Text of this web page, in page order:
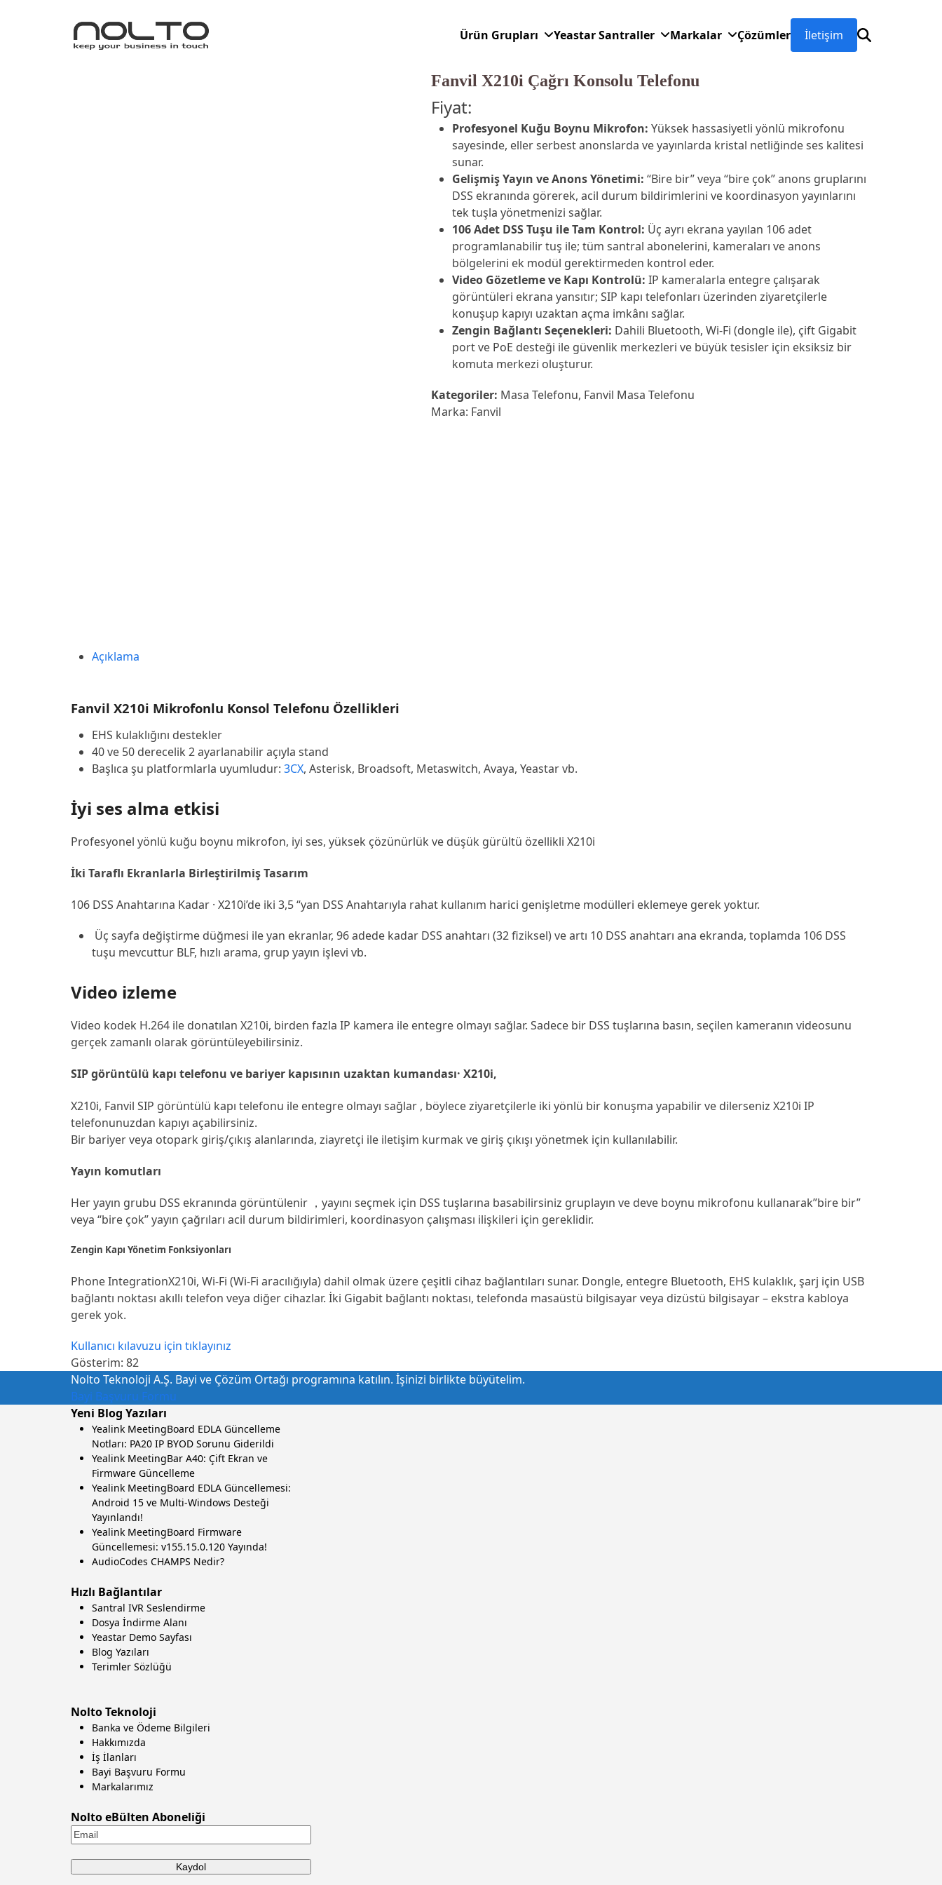
Ürün Grupları Yeastar Santraller Markalar Çözümler İletişim
Fanvil X210i Çağrı Konsolu Telefonu
Fiyat:
Profesyonel Kuğu Boynu Mikrofon: Yüksek hassasiyetli yönlü mikrofonu
sayesinde, eller serbest anonslarda ve yayınlarda kristal netliğinde ses kalitesi
sunar.
Gelişmiş Yayın ve Anons Yönetimi: “Bire bir” veya “bire çok” anons gruplarını
DSS ekranında görerek, acil durum bildirimlerini ve koordinasyon yayınlarını
tek tuşla yönetmenizi sağlar.
106 Adet DSS Tuşu ile Tam Kontrol: Üç ayrı ekrana yayılan 106 adet
programlanabilir tuş ile; tüm santral abonelerini, kameraları ve anons
bölgelerini ek modül gerektirmeden kontrol eder.
Video Gözetleme ve Kapı Kontrolü: IP kameralarla entegre çalışarak
görüntüleri ekrana yansıtır; SIP kapı telefonları üzerinden ziyaretçilerle
konuşup kapıyı uzaktan açma imkânı sağlar.
Zengin Bağlantı Seçenekleri: Dahili Bluetooth, Wi-Fi (dongle ile), çift Gigabit
port ve PoE desteği ile güvenlik merkezleri ve büyük tesisler için eksiksiz bir
komuta merkezi oluşturur.
Kategoriler: Masa Telefonu, Fanvil Masa Telefonu
Marka: Fanvil
Açıklama
Fanvil X210i Mikrofonlu Konsol Telefonu Özellikleri
EHS kulaklığını destekler
40 ve 50 derecelik 2 ayarlanabilir açıyla stand
Başlıca şu platformlarla uyumludur: 3CX, Asterisk, Broadsoft, Metaswitch, Avaya, Yeastar vb.
İyi ses alma etkisi
Profesyonel yönlü kuğu boynu mikrofon, iyi ses, yüksek çözünürlük ve düşük gürültü özellikli X210i
İki Taraflı Ekranlarla Birleştirilmiş Tasarım
106 DSS Anahtarına Kadar · X210i’de iki 3,5 “yan DSS Anahtarıyla rahat kullanım harici genişletme modülleri eklemeye gerek yoktur.
Üç sayfa değiştirme düğmesi ile yan ekranlar, 96 adede kadar DSS anahtarı (32 fiziksel) ve artı 10 DSS anahtarı ana ekranda, toplamda 106 DSS
tuşu mevcuttur BLF, hızlı arama, grup yayın işlevi vb.
Video izleme
Video kodek H.264 ile donatılan X210i, birden fazla IP kamera ile entegre olmayı sağlar. Sadece bir DSS tuşlarına basın, seçilen kameranın videosunu
gerçek zamanlı olarak görüntüleyebilirsiniz.
SIP görüntülü kapı telefonu ve bariyer kapısının uzaktan kumandası· X210i,
X210i, Fanvil SIP görüntülü kapı telefonu ile entegre olmayı sağlar , böylece ziyaretçilerle iki yönlü bir konuşma yapabilir ve dilerseniz X210i IP
telefonunuzdan kapıyı açabilirsiniz.
Bir bariyer veya otopark giriş/çıkış alanlarında, ziayretçi ile iletişim kurmak ve giriş çıkışı yönetmek için kullanılabilir.
Yayın komutları
Her yayın grubu DSS ekranında görüntülenir ，yayını seçmek için DSS tuşlarına basabilirsiniz gruplayın ve deve boynu mikrofonu kullanarak”bire bir”
veya “bire çok” yayın çağrıları acil durum bildirimleri, koordinasyon çalışması ilişkileri için gereklidir.
Zengin Kapı Yönetim Fonksiyonları
Phone IntegrationX210i, Wi-Fi (Wi-Fi aracılığıyla) dahil olmak üzere çeşitli cihaz bağlantıları sunar. Dongle, entegre Bluetooth, EHS kulaklık, şarj için USB
bağlantı noktası akıllı telefon veya diğer cihazlar. İki Gigabit bağlantı noktası, telefonda masaüstü bilgisayar veya dizüstü bilgisayar – ekstra kabloya
gerek yok.
Kullanıcı kılavuzu için tıklayınız
Gösterim: 82
Nolto Teknoloji A.Ş. Bayi ve Çözüm Ortağı programına katılın. İşinizi birlikte büyütelim.
Bayi Başvuru Formu
Yeni Blog Yazıları
Yealink MeetingBoard EDLA Güncelleme
Notları: PA20 IP BYOD Sorunu Giderildi
Yealink MeetingBar A40: Çift Ekran ve
Firmware Güncelleme
Yealink MeetingBoard EDLA Güncellemesi:
Android 15 ve Multi-Windows Desteği
Yayınlandı!
Yealink MeetingBoard Firmware
Güncellemesi: v155.15.0.120 Yayında!
AudioCodes CHAMPS Nedir?
Hızlı Bağlantılar
Santral IVR Seslendirme
Dosya İndirme Alanı
Yeastar Demo Sayfası
Blog Yazıları
Terimler Sözlüğü
Nolto Teknoloji
Banka ve Ödeme Bilgileri
Hakkımızda
İş İlanları
Bayi Başvuru Formu
Markalarımız
Nolto eBülten Aboneliği